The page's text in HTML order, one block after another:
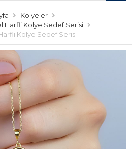
Kolyeler
Harfli Kolye Sedef Serisi
Kolye Sedef Serisi